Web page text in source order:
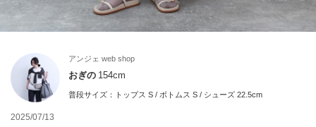
アンジェ web shop
おぎの 154cm
普段サイズ： トップス S / ボトムス S / シューズ 22.5cm
2025/07/13